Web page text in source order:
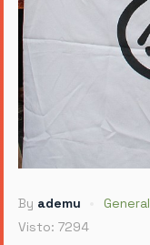
By ademu General
Visto: 7294